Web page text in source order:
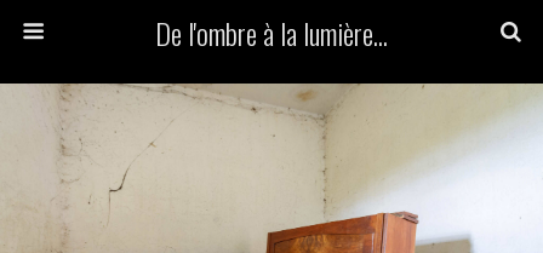
De l'ombre à la lumière...